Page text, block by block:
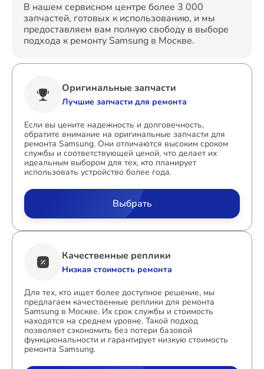
В нашем сервисном центре более 3 000
запчастей, готовых к использованию, и мы
предоставляем вам полную свободу в выборе
подхода к ремонту Samsung в Москве.
Оригинальные запчасти
Лучшие запчасти для ремонта
Если вы цените надежность и долговечность,
обратите внимание на оригинальные запчасти для
ремонта Samsung. Они отличаются высоким сроком
службы и соответствующей ценой, что делает их
идеальным выбором для тех, кто планирует
использовать устройство более года.
Выбрать
Качественные реплики
Низкая стоимость ремонта
Для тех, кто ищет более доступное решение, мы
предлагаем качественные реплики для ремонта
Samsung в Москве. Их срок службы и стоимость
находятся на среднем уровне. Такой подход
позволяет сэкономить без потери базовой
функциональности и гарантирует низкую стоимость
ремонта Samsung.